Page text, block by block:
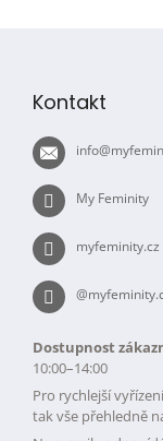
Kontakt
info@
My Feminity
myfeminity.cz
Dostupnost
10:00–14:00
Pro rychlejší
tak vše přehledně